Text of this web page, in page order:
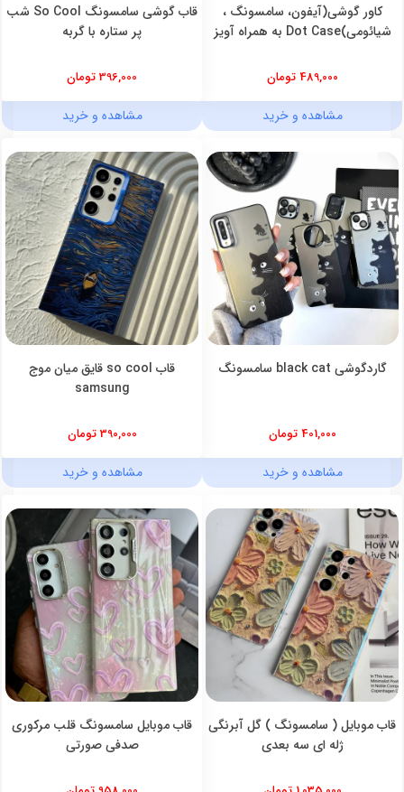
کاور گوشی(آیفون، سامسونگ ،
شیائومی)Dot Case به همراه آویز
489,000 تومان
مشاهده و خرید
قاب گوشی سامسونگ So Cool شب
پر ستاره با گربه
396,000 تومان
مشاهده و خرید
گاردگوشی black cat سامسونگ
401,000 تومان
مشاهده و خرید
قاب so cool قایق میان موج
samsung
390,000 تومان
مشاهده و خرید
قاب موبایل ( سامسونگ ) گل آبرنگی
ژله ای سه بعدی
قاب موبایل سامسونگ قلب مرکوری
صدفی صورتی